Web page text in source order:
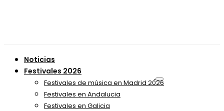
Noticias
Festivales 2026
Festivales de música en Madrid 2026
Festivales en Andalucia
Festivales en Galicia